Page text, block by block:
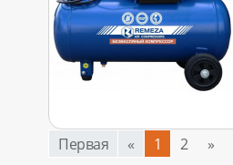
Первая « 1 2 »